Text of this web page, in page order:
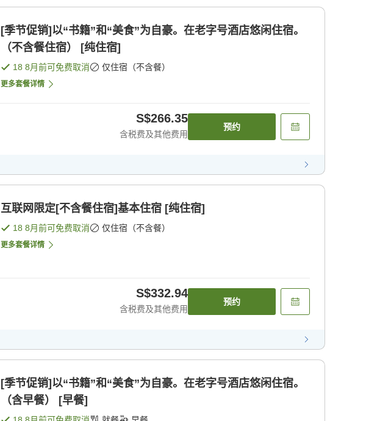
[季节促销]以“书籍”和“美食”为自豪。在老字号酒店悠闲住宿。
（不含餐住宿） [纯住宿]
18 8月前可免费取消 仅住宿（不含餐）
更多套餐详情
S$266.35
含税费及其他费用
预约
互联网限定[不含餐住宿]基本住宿 [纯住宿]
18 8月前可免费取消 仅住宿（不含餐）
更多套餐详情
S$332.94
含税费及其他费用
预约
[季节促销]以“书籍”和“美食”为自豪。在老字号酒店悠闲住宿。
（含早餐） [早餐]